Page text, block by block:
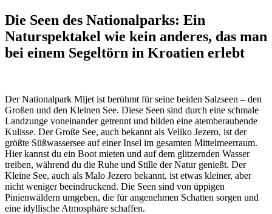
Die Seen des Nationalparks: Ein
Naturspektakel wie kein anderes, das man
bei einem Segeltörn in Kroatien erlebt
Der Nationalpark Mljet ist berühmt für seine beiden Salzseen – den
Großen und den Kleinen See. Diese Seen sind durch eine schmale
Landzunge voneinander getrennt und bilden eine atemberaubende
Kulisse. Der Große See, auch bekannt als Veliko Jezero, ist der
größte Süßwassersee auf einer Insel im gesamten Mittelmeerraum.
Hier kannst du ein Boot mieten und auf dem glitzernden Wasser
treiben, während du die Ruhe und Stille der Natur genießt. Der
Kleine See, auch als Malo Jezero bekannt, ist etwas kleiner, aber
nicht weniger beeindruckend. Die Seen sind von üppigen
Pinienwäldern umgeben, die für angenehmen Schatten sorgen und
eine idyllische Atmosphäre schaffen.